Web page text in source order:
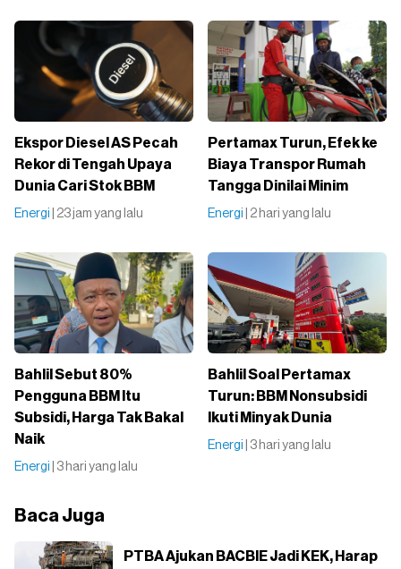
Ekspor Diesel AS Pecah
Rekor di Tengah Upaya
Dunia Cari Stok BBM
Energi | 23 jam yang lalu
Pertamax Turun, Efek ke
Biaya Transpor Rumah
Tangga Dinilai Minim
Energi | 2 hari yang lalu
Bahlil Sebut 80%
Pengguna BBM Itu
Subsidi, Harga Tak Bakal
Naik
Energi | 3 hari yang lalu
Bahlil Soal Pertamax
Turun: BBM Nonsubsidi
Ikuti Minyak Dunia
Energi | 3 hari yang lalu
Baca Juga
PTBA Ajukan BACBIE Jadi KEK, Harap